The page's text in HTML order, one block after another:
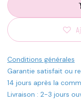
Conditions générales
Garantie satisfait ou
14 jours après la
Livraison : 2-3 jours